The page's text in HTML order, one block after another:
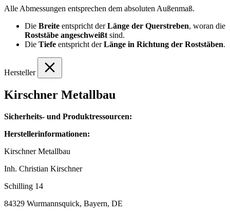
Alle Abmessungen entsprechen dem absoluten Außenmaß.
Die Breite entspricht derLänge der Querstreben, woran die
Roststäbe angeschweißt sind.
Die Tiefe entspricht derLänge in Richtung der Roststäben.
Hersteller
Kirschner Metallbau
Sicherheits- und Produktressourcen:
Herstellerinformationen:
Kirschner Metallbau
Inh. Christian Kirschner
Schilling 14
84329 Wurmannsquick, Bayern, DE